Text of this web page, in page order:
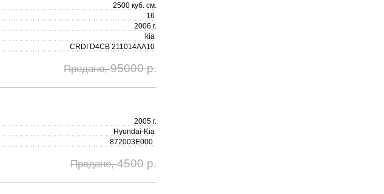
2500 куб. см.
16
2006 г.
kia
CRDI D4CB 211014AA10
Продано,95000 р.
2005 г.
Hyundai-Kia
872003E000
Продано,4500 р.